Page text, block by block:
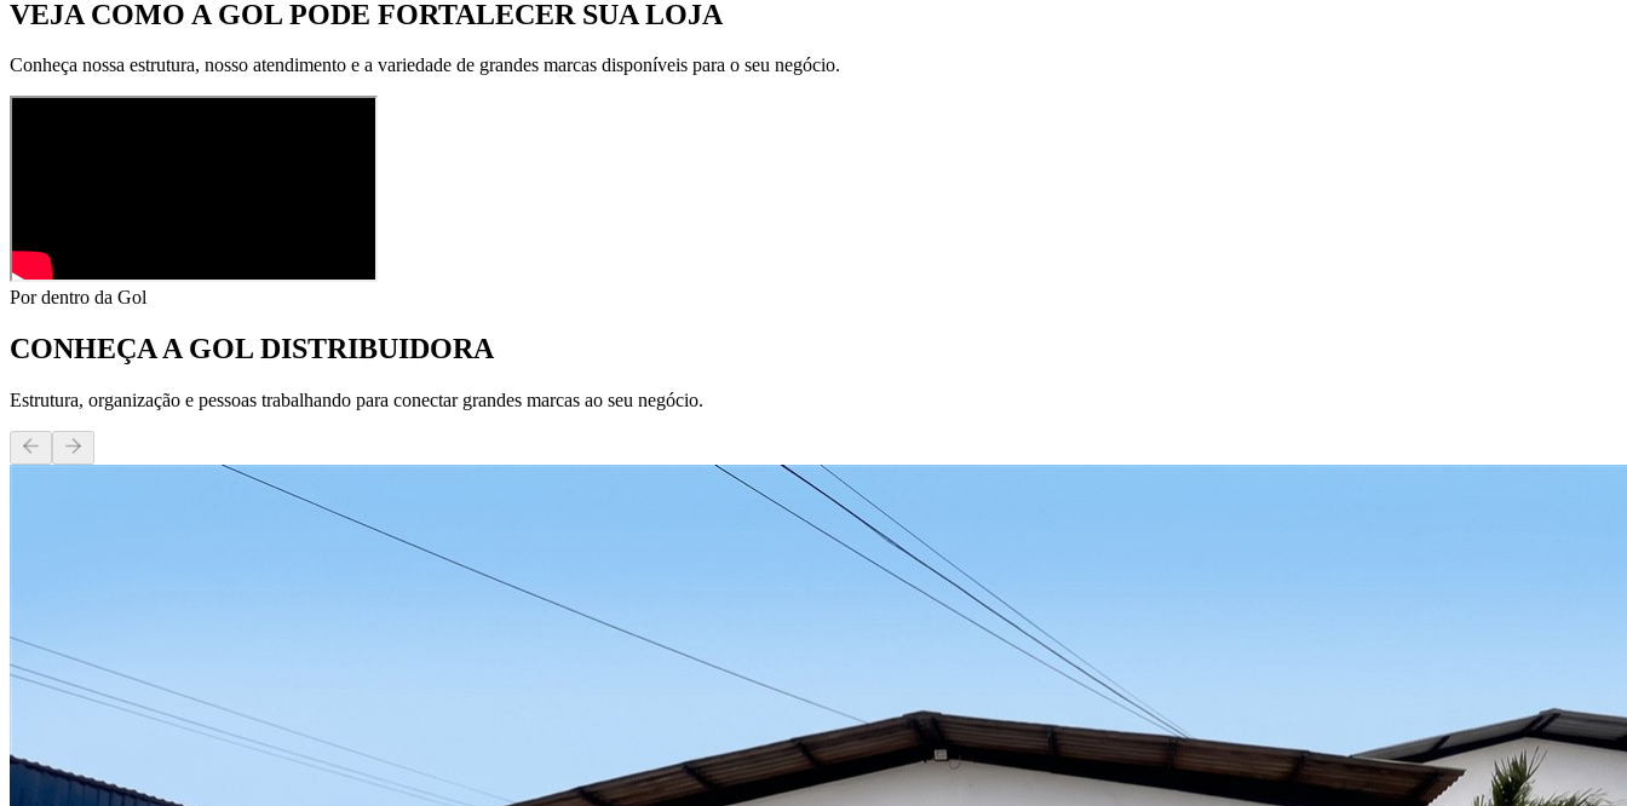
VEJA COMO A GOL PODE FORTALECER SUA LOJA
Conheça nossa estrutura, nosso atendimento e a variedade de grandes marcas disponíveis para o seu negócio.
Por dentro da Gol
CONHEÇA AGOL DISTRIBUIDORA
Estrutura, organização e pessoas trabalhando para conectar grandes marcas ao seu negócio.